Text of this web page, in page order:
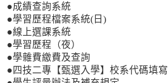
●成績查詢系統
●學習歷程檔案系統(日)
●線上選課系統
●學習歷程（夜）
●學雜費繳費及查詢
●四技二專【甄選入學】校系代碼填寫